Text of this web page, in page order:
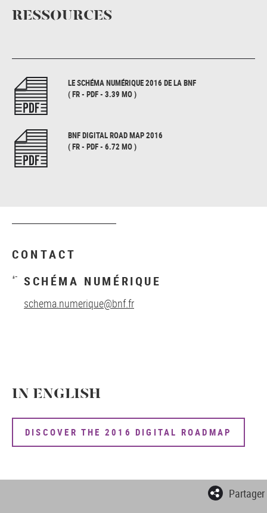
RESSOURCES
LE SCHÉMA NUMÉRIQUE 2016 DE LA BNF
( FR - PDF - 3.39 MO )
BNF DIGITAL ROAD MAP 2016
( FR - PDF - 6.72 MO )
CONTACT
SCHÉMA NUMÉRIQUE
schema.numerique@bnf.fr
IN ENGLISH
DISCOVER THE 2016 DIGITAL ROADMAP
Partager